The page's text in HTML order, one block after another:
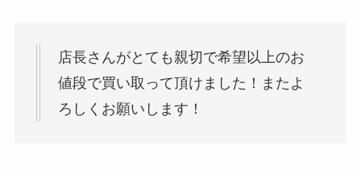
店長さんがとても親切で希望以上のお
値段で買い取って頂けました！またよ
ろしくお願いします！